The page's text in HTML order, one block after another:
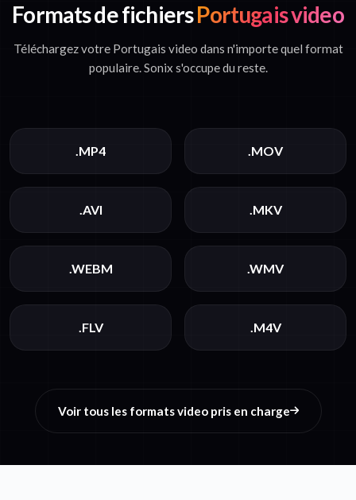
Formats de fichiersPortugais video
Téléchargez votre Portugais video dans n'importe quel format
populaire. Sonix s'occupe du reste.
.MP4 .MOV
.AVI .MKV
.WEBM .WMV
.FLV .M4V
Voir tous les formats video pris en charge